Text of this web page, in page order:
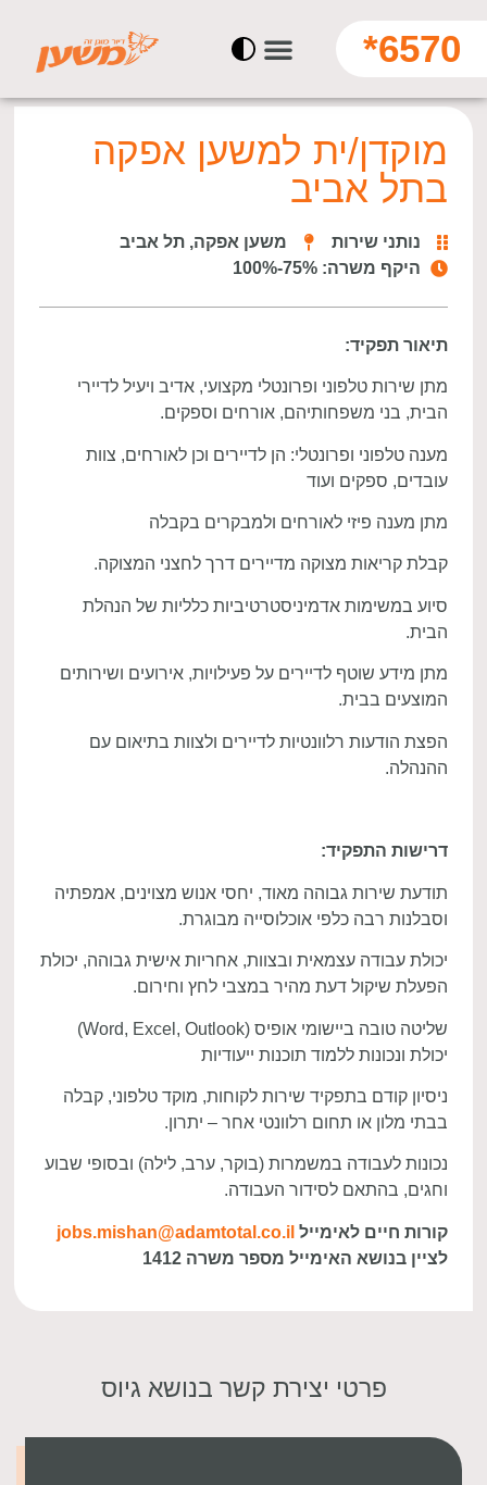
6570*
מוקדן/ית למשען אפקה
בתל אביב
נותני שירות
משען אפקה, תל אביב
היקף משרה: 75%-100%
תיאור תפקיד:
מתן שירות טלפוני ופרונטלי מקצועי, אדיב ויעיל לדיירי
הבית, בני משפחותיהם, אורחים וספקים.
מענה טלפוני ופרונטלי: הן לדיירים וכן לאורחים, צוות
עובדים, ספקים ועוד
מתן מענה פיזי לאורחים ולמבקרים בקבלה
קבלת קריאות מצוקה מדיירים דרך לחצני המצוקה.
סיוע במשימות אדמיניסטרטיביות כלליות של הנהלת
הבית.
מתן מידע שוטף לדיירים על פעילויות, אירועים ושירותים
המוצעים בבית.
הפצת הודעות רלוונטיות לדיירים ולצוות בתיאום עם
ההנהלה.
דרישות התפקיד:
תודעת שירות גבוהה מאוד, יחסי אנוש מצוינים, אמפתיה
וסבלנות רבה כלפי אוכלוסייה מבוגרת.
יכולת עבודה עצמאית ובצוות, אחריות אישית גבוהה, יכולת
הפעלת שיקול דעת מהיר במצבי לחץ וחירום.
שליטה טובה ביישומי אופיס (Word, Excel, Outlook)
יכולת ונכונות ללמוד תוכנות ייעודיות
ניסיון קודם בתפקיד שירות לקוחות, מוקד טלפוני, קבלה
בבתי מלון או תחום רלוונטי אחר – יתרון.
נכונות לעבודה במשמרות (בוקר, ערב, לילה) ובסופי שבוע
וחגים, בהתאם לסידור העבודה.
קורות חיים לאימייל jobs.mishan@adamtotal.co.il
לציין בנושא האימייל מספר משרה 1412
פרטי יצירת קשר בנושא גיוס